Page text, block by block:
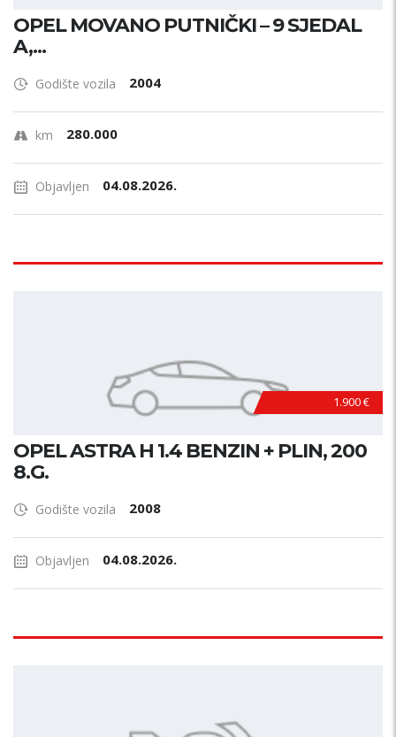
OPEL MOVANO PUTNIČKI – 9 SJEDAL
A,...
Godište vozila 2004
km 280.000
Objavljen 04.08.2026.
1.900 €
OPEL ASTRA H 1.4 BENZIN + PLIN, 200
8.G.
Godište vozila 2008
Objavljen 04.08.2026.